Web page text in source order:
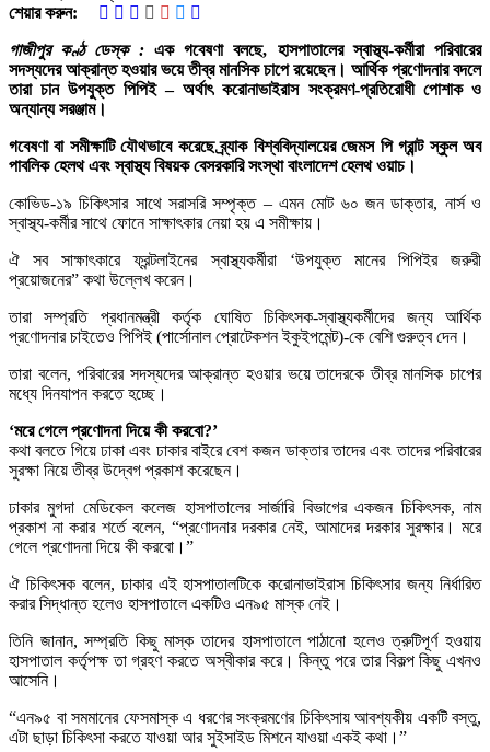
শেয়ার করুন:
গাজীপুর কণ্ঠ ডেস্ক :এক গবেষণা বলছে, হাসপাতালের স্বাস্থ্য-কর্মীরা পরিবারের
সদস্যদের আক্রান্ত হওয়ার ভয়ে তীব্র মানসিক চাপে রয়েছেন। আর্থিক প্রণোদনার বদলে
তারা চান উপযুক্ত পিপিই – অর্থাৎ করোনাভাইরাস সংক্রমণ-প্রতিরোধী পোশাক ও
অন্যান্য সরঞ্জাম।
গবেষণা বা সমীক্ষাটি যৌথভাবে করেছে ব্র্যাক বিশ্ববিদ্যালয়ের জেমস পি গ্রান্ট স্কুল অব
পাবলিক হেলথ এবং স্বাস্থ্য বিষয়ক বেসরকারি সংস্থা বাংলাদেশ হেলথ ওয়াচ।
কোভিড-১৯ চিকিৎসার সাথে সরাসরি সম্পৃক্ত – এমন মোট ৬০ জন ডাক্তার, নার্স ও
স্বাস্থ্য-কর্মীর সাথে ফোনে সাক্ষাৎকার নেয়া হয় এ সমীক্ষায়।
ঐ সব সাক্ষাৎকারে ফ্রন্টলাইনের স্বাস্থ্যকর্মীরা ‘উপযুক্ত মানের পিপিইর জরুরী
প্রয়োজনের” কথা উল্লেখ করেন।
তারা সম্প্রতি প্রধানমন্ত্রী কর্তৃক ঘোষিত চিকিৎসক-স্বাস্থ্যকর্মীদের জন্য আর্থিক
প্রণোদনার চাইতেও পিপিই (পার্সোনাল প্রোটেকশন ইকুইপমেন্ট)-কে বেশি গুরুত্ব দেন।
তারা বলেন, পরিবারের সদস্যদের আক্রান্ত হওয়ার ভয়ে তাদেরকে তীব্র মানসিক চাপের
মধ্যে দিনযাপন করতে হচ্ছে।
‘মরে গেলে প্রণোদনা দিয়ে কী করবো?’
কথা বলতে গিয়ে ঢাকা এবং ঢাকার বাইরে বেশ কজন ডাক্তার তাদের এবং তাদের পরিবারের
সুরক্ষা নিয়ে তীব্র উদ্বেগ প্রকাশ করেছেন।
ঢাকার মুগদা মেডিকেল কলেজ হাসপাতালের সার্জারি বিভাগের একজন চিকিৎসক, নাম
প্রকাশ না করার শর্তে বলেন, “প্রণোদনার দরকার নেই, আমাদের দরকার সুরক্ষার। মরে
গেলে প্রণোদনা দিয়ে কী করবো।”
ঐ চিকিৎসক বলেন, ঢাকার এই হাসপাতালটিকে করোনাভা‌ইরাস চিকিৎসার জন্য নির্ধারিত
করার সিদ্ধান্ত হলেও হাসপাতালে একটিও এন৯৫ মাস্ক নেই।
তিনি জানান, সম্প্রতি কিছু মাস্ক তাদের হাসপাতালে পাঠানো হলেও ত্রুটিপূর্ণ হওয়ায়
হাসপাতাল কর্তৃপক্ষ তা গ্রহণ করতে অস্বীকার করে। কিন্তু পরে তার বিকল্প কিছু এখনও
আসেনি।
“এন৯৫ বা সমমানের ফেসমাস্ক এ ধরণের সংক্রমণের চিকিৎসায় আবশ্যকীয় একটি বস্তু,
এটা ছাড়া চিকিৎসা করতে যাওয়া আর সুইসাইড মিশনে যাওয়া একই কথা।”